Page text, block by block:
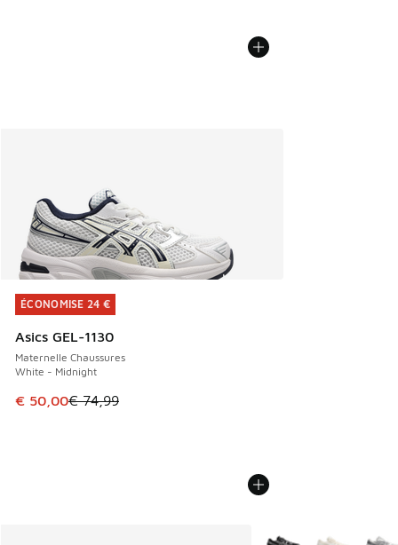
ÉCONOMISE 24 €
Asics GEL-1130
Maternelle Chaussures
White - Midnight
Cet article est en promotion. Prix en baisse de € 74,99 à
€ 50,00€ 74,99
ÉCONOMISE 24 €
Plus de couleurs